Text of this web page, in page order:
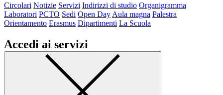
Circolari Notizie Servizi Indirizzi di studio Organigramma
Laboratori PCTO Sedi Open Day Aula magna Palestra
Orientamento Erasmus Dipartimenti La Scuola
Accedi ai servizi